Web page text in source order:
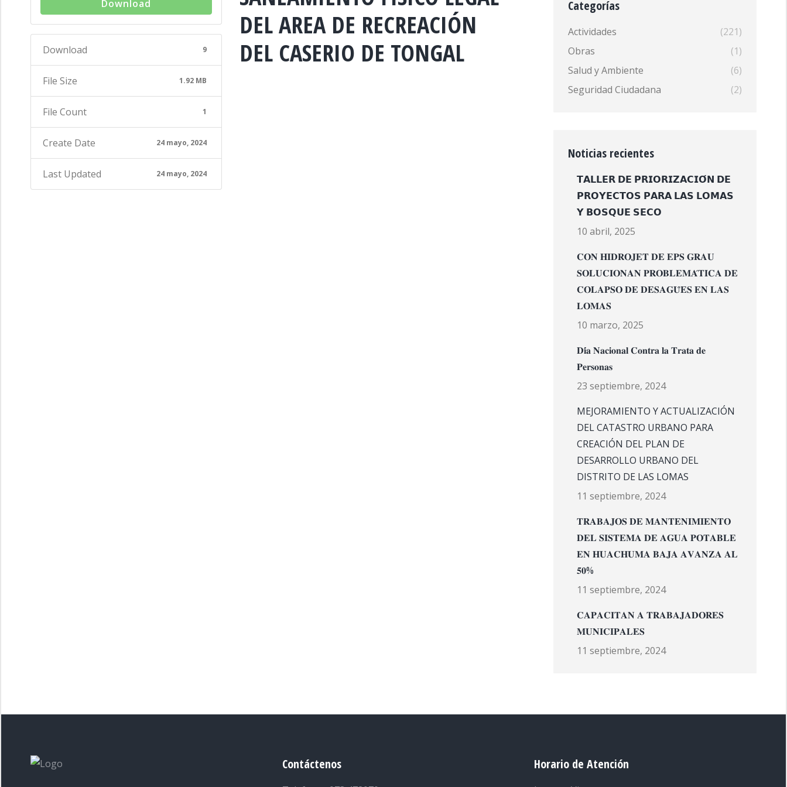
Download
Download 9
File Size 1.92 MB
File Count 1
Create Date 24 mayo, 2024
Last Updated 24 mayo, 2024
DEL AREA DE RECREACIÓN
DEL CASERIO DE TONGAL
Categorías
Actividades
(221)
Obras
(1)
Salud y Ambiente
(6)
Seguridad Ciudadana
(2)
Noticias recientes
𝗧𝗔𝗟𝗟𝗘𝗥 𝗗𝗘 𝗣𝗥𝗜𝗢𝗥𝗜𝗭𝗔𝗖𝗜𝗢́𝗡 𝗗𝗘
𝗣𝗥𝗢𝗬𝗘𝗖𝗧𝗢𝗦 𝗣𝗔𝗥𝗔 𝗟𝗔𝗦 𝗟𝗢𝗠𝗔𝗦
𝗬 𝗕𝗢𝗦𝗤𝗨𝗘 𝗦𝗘𝗖𝗢
10 abril, 2025
𝐂𝐎𝐍 𝐇𝐈𝐃𝐑𝐎𝐉𝐄𝐓 𝐃𝐄 𝐄𝐏𝐒 𝐆𝐑𝐀𝐔
𝐒𝐎𝐋𝐔𝐂𝐈𝐎𝐍𝐀𝐍 𝐏𝐑𝐎𝐁𝐋𝐄𝐌𝐀́𝐓𝐈𝐂𝐀 𝐃𝐄
𝐂𝐎𝐋𝐀𝐏𝐒𝐎 𝐃𝐄 𝐃𝐄𝐒𝐀𝐆𝐔̈𝐄𝐒 𝐄𝐍 𝐋𝐀𝐒
𝐋𝐎𝐌𝐀𝐒
10 marzo, 2025
𝐃𝐢́𝐚 𝐍𝐚𝐜𝐢𝐨𝐧𝐚𝐥 𝐂𝐨𝐧𝐭𝐫𝐚 𝐥𝐚 𝐓𝐫𝐚𝐭𝐚 𝐝𝐞
𝐏𝐞𝐫𝐬𝐨𝐧𝐚𝐬
23 septiembre, 2024
MEJORAMIENTO Y ACTUALIZACIÓN
DEL CATASTRO URBANO PARA
CREACIÓN DEL PLAN DE
DESARROLLO URBANO DEL
DISTRITO DE LAS LOMAS
11 septiembre, 2024
𝐓𝐑𝐀𝐁𝐀𝐉𝐎𝐒 𝐃𝐄 𝐌𝐀𝐍𝐓𝐄𝐍𝐈𝐌𝐈𝐄𝐍𝐓𝐎
𝐃𝐄𝐋 𝐒𝐈𝐒𝐓𝐄𝐌𝐀 𝐃𝐄 𝐀𝐆𝐔𝐀 𝐏𝐎𝐓𝐀𝐁𝐋𝐄
𝐄𝐍 𝐇𝐔𝐀𝐂𝐇𝐔𝐌𝐀 𝐁𝐀𝐉𝐀 𝐀𝐕𝐀𝐍𝐙𝐀 𝐀𝐋
𝟓𝟎%
11 septiembre, 2024
𝐂𝐀𝐏𝐀𝐂𝐈𝐓𝐀𝐍 𝐀 𝐓𝐑𝐀𝐁𝐀𝐉𝐀𝐃𝐎𝐑𝐄𝐒
𝐌𝐔𝐍𝐈𝐂𝐈𝐏𝐀𝐋𝐄𝐒
11 septiembre, 2024
Contáctenos Horario de Atención